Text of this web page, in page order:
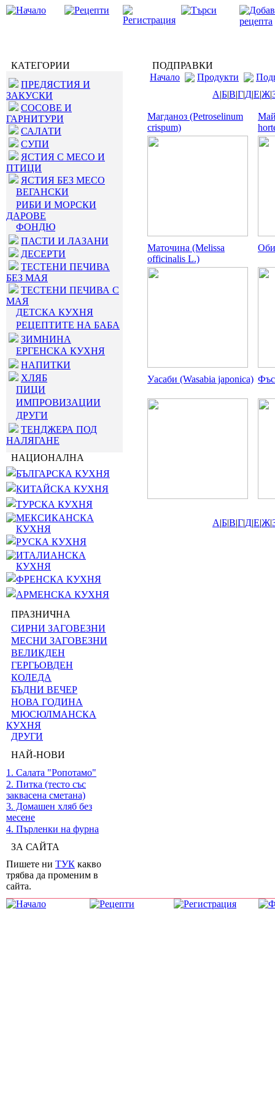
КАТЕГОРИИ
ПРЕДЯСТИЯ И
ЗАКУСКИ
СОСОВЕ И
ГАРНИТУРИ
САЛАТИ
СУПИ
ЯСТИЯ С МЕСО И
ПТИЦИ
ЯСТИЯ БЕЗ МЕСО
ВЕГАНСКИ
РИБИ И МОРСКИ
ДАРОВЕ
ФОНДЮ
ПАСТИ И ЛАЗАНИ
ДЕСЕРТИ
ТЕСТЕНИ ПЕЧИВА
БЕЗ МАЯ
ТЕСТЕНИ ПЕЧИВА С
МАЯ
ДЕТСКА КУХНЯ
РЕЦЕПТИТЕ НА БАБА
ЗИМНИНА
ЕРГЕНСКА КУХНЯ
НАПИТКИ
ХЛЯБ
ПИЦИ
ИМПРОВИЗАЦИИ
ДРУГИ
ТЕНДЖЕРА ПОД
НАЛЯГАНЕ
НАЦИОНАЛНА
БЪЛГАРСКА КУХНЯ
КИТАЙСКА КУХНЯ
ТУРСКА КУХНЯ
МЕКСИКАНСКА
КУХНЯ
РУСКА КУХНЯ
ИТАЛИАНСКА
КУХНЯ
ФРЕНСКА КУХНЯ
АРМЕНСКА КУХНЯ
ПРАЗНИЧНА
СИРНИ ЗАГОВЕЗНИ
МЕСНИ ЗАГОВЕЗНИ
ВЕЛИКДЕН
ГЕРГЬОВДЕН
КОЛЕДА
БЪДНИ ВЕЧЕР
НОВА ГОДИНА
МЮСЮЛМАНСКА
КУХНЯ
ДРУГИ
НАЙ-НОВИ
1. Салата "Ропотамо"
2. Питка (тесто със
заквасена сметана)
3. Домашен хляб без
месене
4. Пърленки на фурна
ЗА САЙТА
Пишете ни ТУК какво
трябва да променим в
сайта.
ПОДПРАВКИ
Начало
Продукти
А|Б|В|Г|Д|Е|Ж|
Магданоз (Petroselinum
crispum)
Маточина (Melissa
officinalis L.)
Уасаби (Wasabia japonica)
А|Б|В|Г|Д|Е|Ж|